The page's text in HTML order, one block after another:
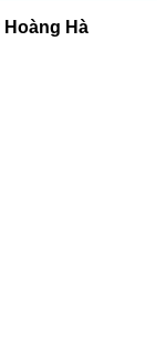
Hà